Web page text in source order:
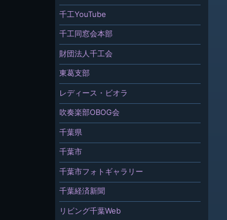
千工YouTube
千工同窓会本部
財団法人千工会
東葛支部
レディース・ビオラ
吹奏楽部OBOG会
千葉県
千葉市
千葉市フォトギャラリー
千葉経済新聞
リビング千葉Web